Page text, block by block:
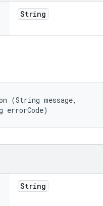
String
(String message,
errorCode)
String